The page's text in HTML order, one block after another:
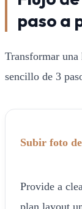
paso a
Transformar
sencillo de 3
Subir foto
Provide a
plan layout